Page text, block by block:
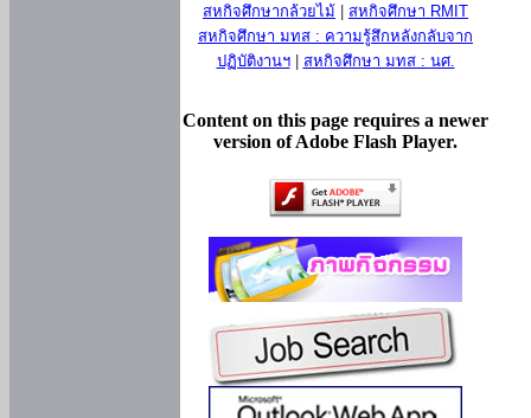
สหกิจศึกษากล้วยไม้
สหกิจศึกษา RMIT
สหกิจศึกษา มทส : ความรู้สึกหลังกลับจาก
ปฏิบัติงานฯ| สหกิจศึกษา มทส : นศ.
Content on this page requires a newer
version of Adobe Flash Player.